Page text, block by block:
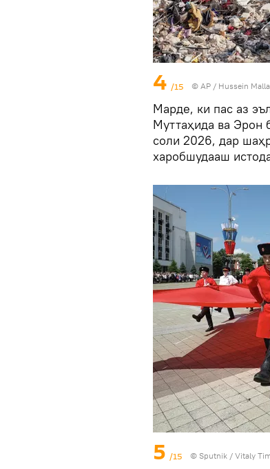
4 /15 © AP / Hussein Malla
Марде, ки пас аз
Муттаҳида ва Эрон
соли 2026, дар
харобшудааш
5 /15 © Sputnik / Vitaly